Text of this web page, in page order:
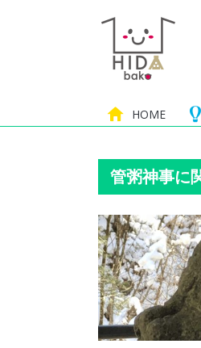
HOME
管粥神事に